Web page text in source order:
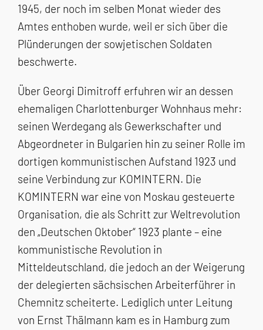
1945, der noch im selben Monat wieder des
Amtes enthoben wurde, weil er sich über die
Plünderungen der sowjetischen Soldaten
beschwerte.
Über Georgi Dimitroff erfuhren wir an dessen
ehemaligen Charlottenburger Wohnhaus mehr:
seinen Werdegang als Gewerkschafter und
Abgeordneter in Bulgarien hin zu seiner Rolle im
dortigen kommunistischen Aufstand 1923 und
seine Verbindung zur KOMINTERN. Die
KOMINTERN war eine von Moskau gesteuerte
Organisation, die als Schritt zur Weltrevolution
den „Deutschen Oktober“ 1923 plante – eine
kommunistische Revolution in
Mitteldeutschland, die jedoch an der Weigerung
der delegierten sächsischen Arbeiterführer in
Chemnitz scheiterte. Lediglich unter Leitung
von Ernst Thälmann kam es in Hamburg zum